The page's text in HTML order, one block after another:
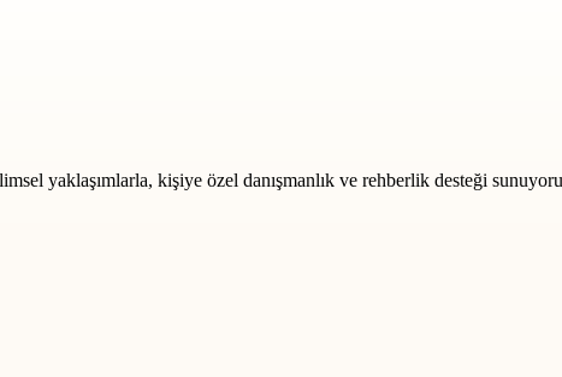
yaklaşımlarla, kişiye özel danışmanlık ve rehberlik desteği